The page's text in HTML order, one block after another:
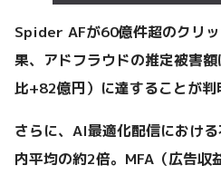
Spider AFが60億件超のクリ
果、アドフラウドの推定被害
比+82億円）に達することが判
さらに、AI最適化配信におけ
内平均の約2倍。MFA（広告収